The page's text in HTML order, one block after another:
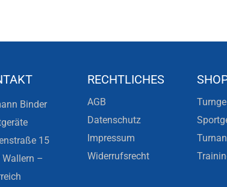
Binder
15
–
RECHTLICHES
AGB
Datenschutz
Impressum
Widerrufsrecht